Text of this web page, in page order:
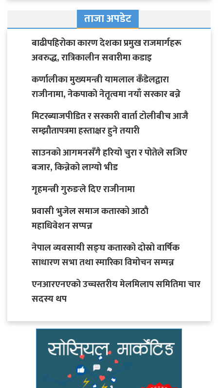
ताजा अपडेट
बाढीपहिरोका कारण देशका प्रमुख राजमार्गहरू
अवरुद्ध, रात्रिकालीन सवारीमा कडाइ
कर्णालीका मुख्यमन्त्री यामलाल कँडेलद्वारा
राजीनामा, नेकपाको नेतृत्वमा नयाँ सरकार बन्ने
मिटरब्याजपीडित र सरकारी वार्ता टोलीबीच आजै
सम्झौतापत्रमा हस्ताक्षर हुने तयारी
साउनको आगमनसँगै हरियो चुरा र पोतेले सजिए
बजार, किन्नेको लाग्यो भीड
गृहमन्त्री गुरुङले दिए राजीनामा
प्रवासी भुजेल समाज कतारको आठाै
महाधिवेशन सप्पन्न
नेपाल व्यवसायी सङ्घ कतारको दोस्रो वार्षिक
साधारण सभा तथा स्मारिका विमोचन सम्पन्न
एनआरएनएको उच्चस्तरीय मेलमिलाप समितिमा चार
सदस्य थप